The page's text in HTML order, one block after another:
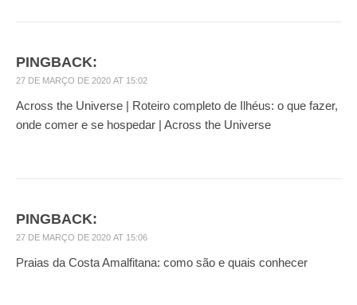
PINGBACK:
27 DE MARÇO DE 2020 AT 15:02
Across the Universe | Roteiro completo de Ilhéus: o que fazer,
onde comer e se hospedar | Across the Universe
PINGBACK:
27 DE MARÇO DE 2020 AT 15:06
Praias da Costa Amalfitana: como são e quais conhecer